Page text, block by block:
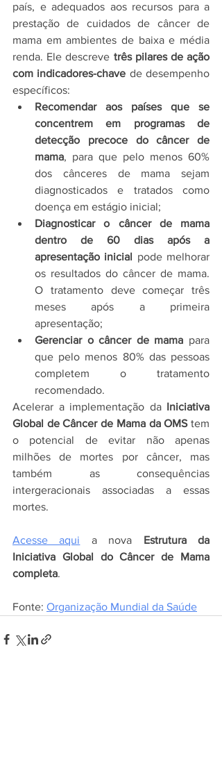
país, e adequados aos recursos para a
prestação de cuidados de câncer de
mama em ambientes de baixa e média
renda. Ele descreve três pilares de ação
com indicadores-chave de desempenho
específicos:
Recomendar aos países que se
concentrem em programas de
detecção precoce do câncer de
mama, para que pelo menos 60%
dos cânceres de mama sejam
diagnosticados e tratados como
doença em estágio inicial;
Diagnosticar o câncer de mama
dentro de 60 dias após a
apresentação inicial pode melhorar
os resultados do câncer de mama.
O tratamento deve começar três
meses após a primeira
apresentação;
Gerenciar o câncer de mama para
que pelo menos 80% das pessoas
completem o tratamento
recomendado.
Acelerar a implementação da Iniciativa
Global de Câncer de Mama da OMS tem
o potencial de evitar não apenas
milhões de mortes ​​por câncer, mas
também as consequências
intergeracionais associadas a essas
mortes.
Acesse aqui a nova Estrutura da
Iniciativa Global do Câncer de Mama
completa.
Fonte: Organização Mundial da Saúde